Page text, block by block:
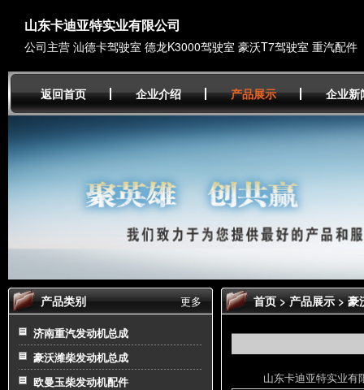
山东卡迪亚特实业有限公司
公司主营 汕德卡驾驶室 德龙K3000驾驶室 豪沃T7驾驶室 重汽配件
返回首页 企业介绍 产品展示 企业新
更多
产品类别
济南重汽发动机总成
豪沃潍柴发动机总成
欧曼玉柴发动机配件
首页>产品展示>豪
山东卡迪亚特实业有